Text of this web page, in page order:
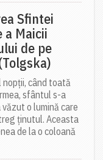
Sfintei
a Maicii
de pe
nopții, când toată
sfântul s-a
o lumină care
ținutul. Aceasta
de la o coloană